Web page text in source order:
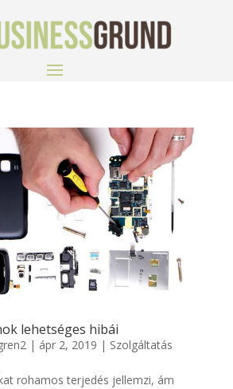
lehetséges hibái
| ápr 2, 2019 | Szolgáltatás
rohamos terjedés jellemzi, ám